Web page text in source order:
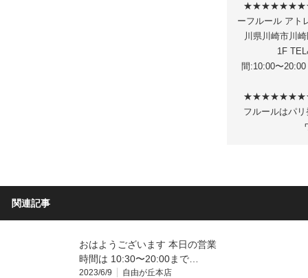
ーフルール アト
川県川崎市川
1F
間:10:00〜
フルールはパ
関連記事
おはようございます 本日の営業
時間は 10:30〜20:00まで…
2023/6/9 自由が丘本店